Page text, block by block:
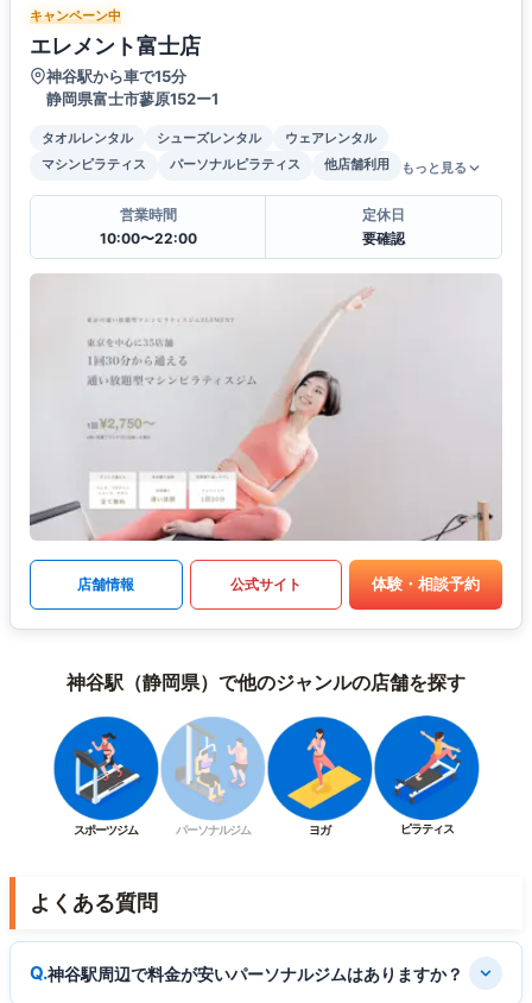
キャンペーン中
エレメント富士店
神谷駅から車で15分
静岡県富士市蓼原152ー1
タオルレンタル シューズレンタル
ウェアレンタル
マシンピラティス
パーソナルピラティス 他店舗利用 もっと見る
営業時間
10:00〜22:00
定休日
要確認
店舗情報 公式サイト 体験・相談予約
神谷駅（静岡県）で他のジャンルの店舗を探す
スポーツジム パーソナルジム ヨガ ピラティス
よくある質問
神谷駅周辺で料金が安いパーソナルジムはありますか？